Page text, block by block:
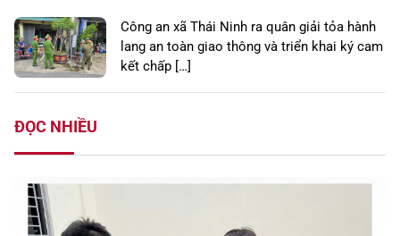
Công an xã Thái Ninh ra quân giải tỏa hành
lang an toàn giao thông và triển khai ký cam
kết chấp […]
ĐỌC NHIỀU